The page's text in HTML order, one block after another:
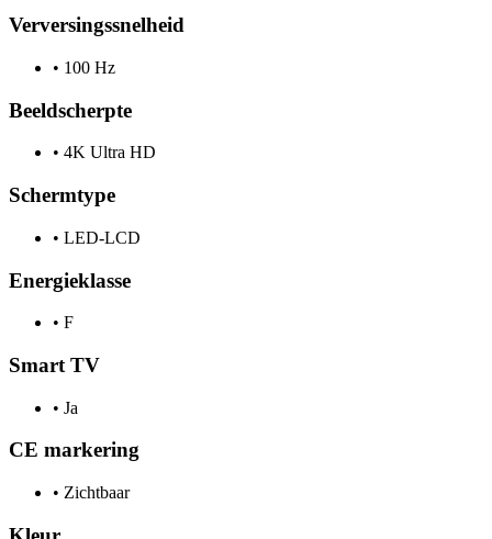
Verversingssnelheid
• 100 Hz
Beeldscherpte
• 4K Ultra HD
Schermtype
• LED-LCD
Energieklasse
• F
Smart TV
• Ja
CE markering
• Zichtbaar